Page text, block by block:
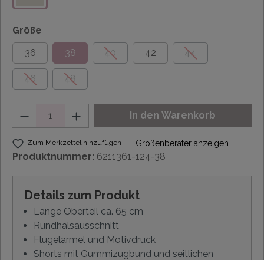
Größe
36
38 40 42 44
46 48
In den Warenkorb
Zum Merkzettel hinzufügen Größenberater anzeigen
Produktnummer: 6211361-124-38
Details zum Produkt
Länge Oberteil ca. 65 cm
Rundhalsausschnitt
Flügelärmel und Motivdruck
Shorts mit Gummizugbund und seitlichen